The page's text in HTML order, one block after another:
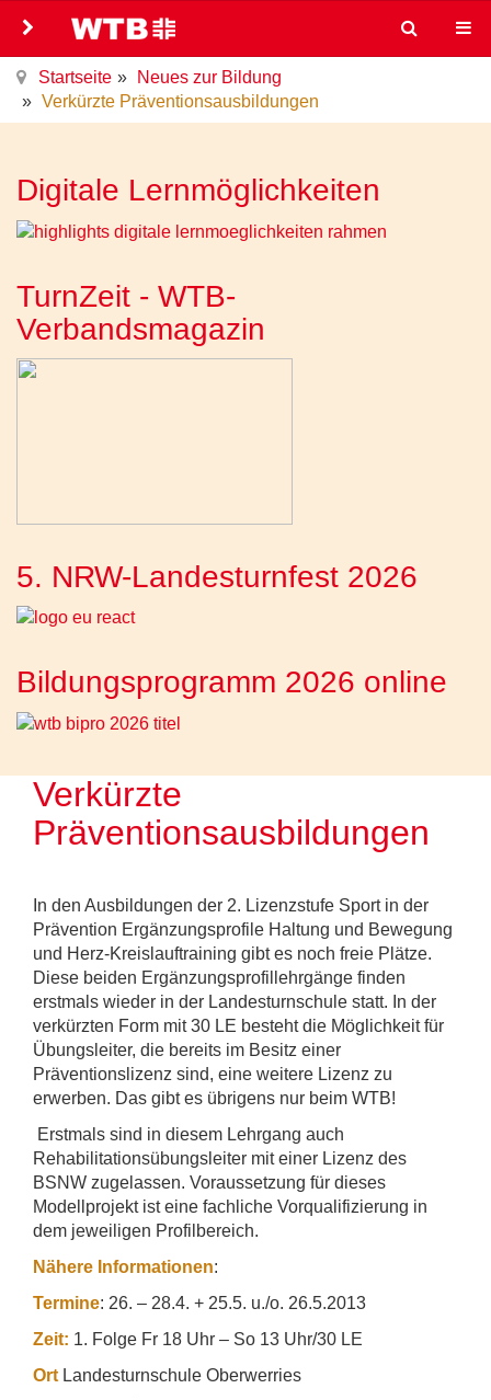
Startseite
Neues zur Bildung
Verkürzte Präventionsausbildungen
Digitale Lernmöglichkeiten
TurnZeit - WTB-
Verbandsmagazin
5. NRW-Landesturnfest 2026
Bildungsprogramm 2026 online
Verkürzte
Präventionsausbildungen
In den Ausbildungen der 2. Lizenzstufe Sport in der
Prävention Ergänzungsprofile Haltung und Bewegung
und Herz-Kreislauftraining gibt es noch freie Plätze.
Diese beiden Ergänzungsprofillehrgänge finden
erstmals wieder in der Landesturnschule statt. In der
verkürzten Form mit 30 LE besteht die Möglichkeit für
Übungsleiter, die bereits im Besitz einer
Präventionslizenz sind, eine weitere Lizenz zu
erwerben. Das gibt es übrigens nur beim WTB!
Erstmals sind in diesem Lehrgang auch
Rehabilitationsübungsleiter mit einer Lizenz des
BSNW zugelassen. Voraussetzung für dieses
Modellprojekt ist eine fachliche Vorqualifizierung in
dem jeweiligen Profilbereich.
Nähere Informationen:
Termine: 26. – 28.4. + 25.5. u./o. 26.5.2013
Zeit: 1. Folge Fr 18 Uhr – So 13 Uhr/30 LE
Ort Landesturnschule Oberwerries